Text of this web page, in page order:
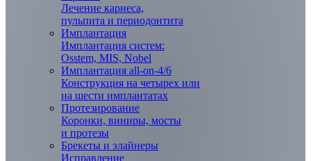
Лечение кариеса,
пульпита и периодонтита
Имплантация
Имплантация систем:
Osstem, MIS, Nobel
Имплантация all-on-4/6
Конструкция на четырех или
на шести имплантатах
Протезирование
Коронки, виниры, мосты
и протезы
Брекеты и элaйнеры
Исправление